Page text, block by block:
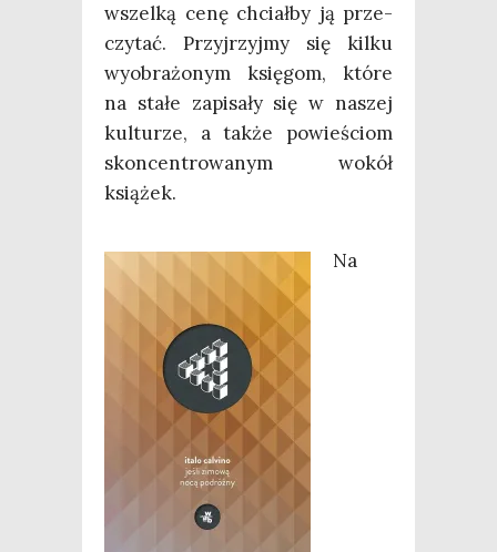
wszel­ką cenę chciał­by ją prze­
czy­tać. Przyj­rzyj­my się kil­ku
wyobra­żo­nym księ­gom, któ­re
na sta­łe zapi­sa­ły się w naszej
kul­tu­rze, a tak­że powie­ściom
skon­cen­tro­wa­nym wokół
książek.
Na